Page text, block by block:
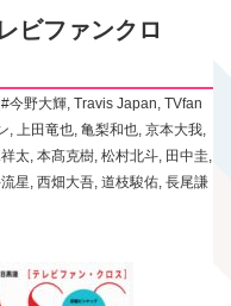
ビファンクロ
#今野大輝, Travis Japan, TVfan
, 上田竜也, 亀梨和也, 京本大我,
太, 本髙克樹, 松村北斗, 田中圭,
星, 西畑大吾, 道枝駿佑, 長尾謙